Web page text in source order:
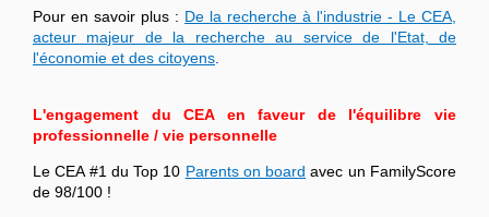
Pour en savoir plus : De la recherche à l'industrie - Le CEA,
acteur majeur de la recherche au service de l'Etat, de
l'économie et des citoyens
L'engagement du CEA en faveur de l'équilibre vie
professionnelle / vie personnelle
Le CEA #1 du Top 10 Parents on board avec un FamilyScore
de 98/100 !